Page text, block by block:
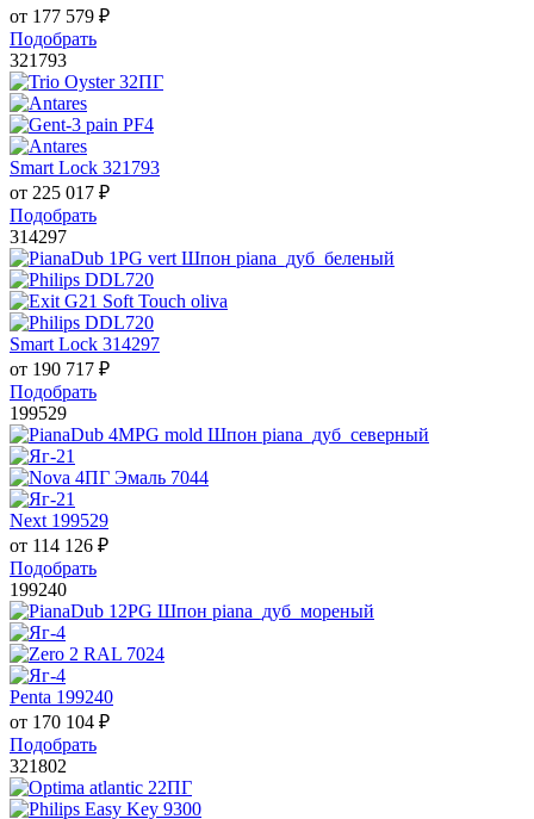
от 177 579 ₽
Подобрать
321793
Smart Lock 321793
от 225 017 ₽
Подобрать
314297
Smart Lock 314297
от 190 717 ₽
Подобрать
199529
Next 199529
от 114 126 ₽
Подобрать
199240
Penta 199240
от 170 104 ₽
Подобрать
321802